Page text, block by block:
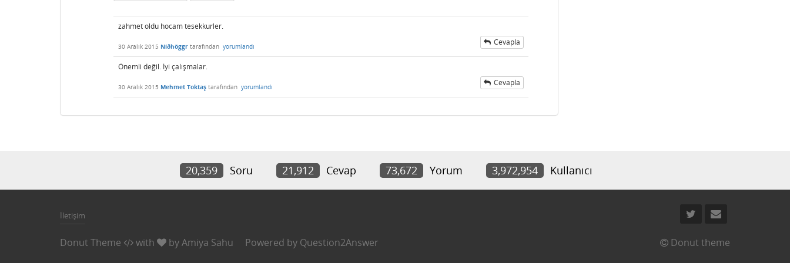
zahmet oldu hocam tesekkurler.
30 Aralık 2015 Níðhöggr tarafından yorumlandı Cevapla
Önemli değil. İyi çalışmalar.
30 Aralık 2015 Mehmet Toktaş tarafından yorumlandı Cevapla
20,359 Soru 21,912 Cevap 73,672 Yorum 3,972,954 Kullanıcı
İletişim
Donut Theme with byAmiya Sahu Powered by Question2Answer Donut theme